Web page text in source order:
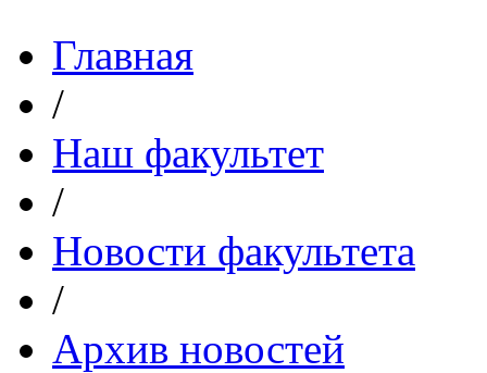
Главная
/
Наш факультет
/
Новости факультета
/
Архив новостей